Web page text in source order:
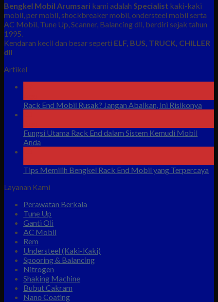
Bengkel Mobil Arumsari kami adalah Specialist kaki-kaki
mobil, per mobil, shockbreaker mobil, ondersteel mobil serta
AC Mobil, Tune Up, Scanner, Balancing dll, berdiri sejak tahun
1995.
Kendaran kecil dan besar seperti ELF, BUS, TRUCK, CHILLER
dll
Artikel
Rack End Mobil Rusak? Jangan Abaikan, Ini Risikonya
Fungsi Utama Rack End dalam Sistem Kemudi Mobil
Anda
Tips Memilih Bengkel Rack End Mobil yang Terpercaya
Layanan Kami
Perawatan Berkala
Tune Up
Ganti Oli
AC Mobil
Rem
Understeel (Kaki-Kaki)
Spooring & Balancing
Nitrogen
Shaking Machine
Bubut Cakram
Nano Coating